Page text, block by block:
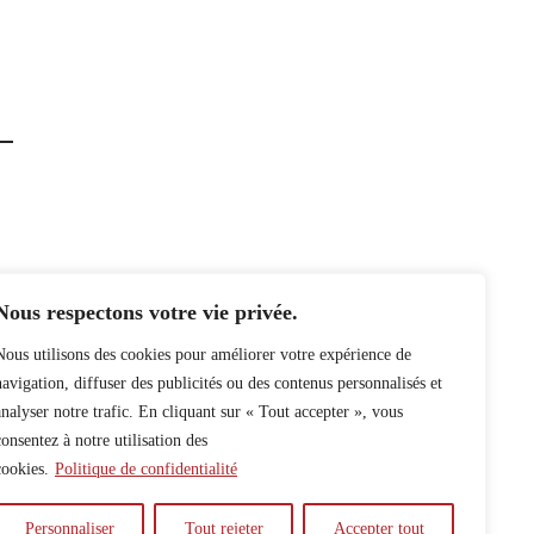
respectons votre vie privée.
utilisons des cookies pour améliorer votre expérience de
diffuser des publicités ou des contenus personnalisés et
notre trafic. En cliquant sur « Tout accepter », vous
à notre utilisation des
Politique de confidentialité
Personnaliser Tout rejeter Accepter tout